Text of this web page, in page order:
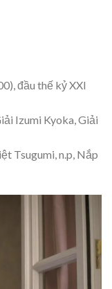
đầu thế kỷ XXI
Izumi Kyoka, Giải
Tsugumi, n.p, Nắp